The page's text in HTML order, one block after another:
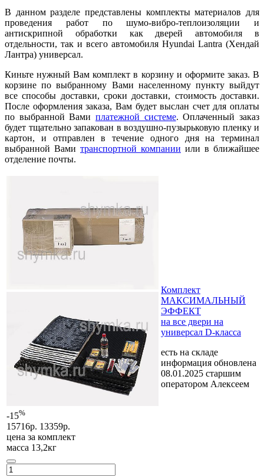
В данном разделе представлены комплекты материалов для
проведения работ по шумо-вибро-теплоизоляции и
антискрипной обработки как дверей автомобиля в
отдельности, так и всего автомобиля Hyundai Lantra (Хендай
Лантра) универсал.
Киньте нужный Вам комплект в корзину и оформите заказ. В
корзине по выбранному Вами населенному пункту выйдут
все способы доставки, сроки доставки, стоимость доставки.
После оформления заказа, Вам будет выслан счет для оплаты
по выбранной Вами платежной системе. Оплаченный заказ
будет тщательно запакован в воздушно-пузырьковую пленку и
картон, и отправлен в течение одного дня на терминал
выбранной Вами транспортной компании или в ближайшее
отделение почты.
-15%
15716р. 13359р.
цена за комплект
масса 13,2кг
Комплект
МАКСИМАЛЬНЫЙ
ЭФФЕКТ
на все двери на
универсал D-класса
есть на складе
информация обновлена
08.01.2025 старшим
оператором Алексеем